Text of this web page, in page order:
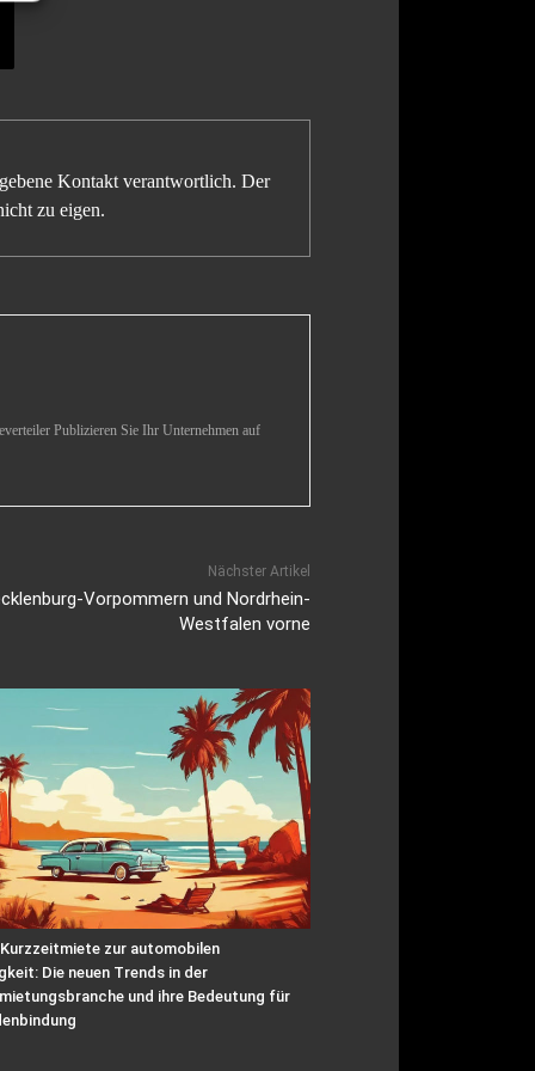
Kontakt verantwortlich. Der
zu eigen.
Publizieren Sie Ihr Unternehmen auf
Nächster Artikel
Vorpommern und Nordrhein-
Westfalen vorne
zur automobilen
Die neuen Trends in der
und ihre Bedeutung für